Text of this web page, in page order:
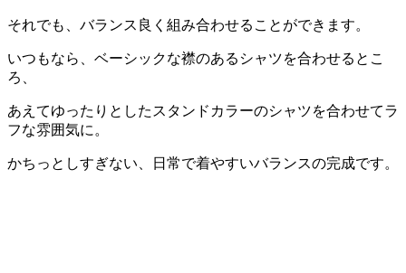
それでも、バランス良く組み合わせることができます。
いつもなら、ベーシックな襟のあるシャツを合わせるとこ
ろ、
あえてゆったりとしたスタンドカラーのシャツを合わせてラ
フな雰囲気に。
かちっとしすぎない、日常で着やすいバランスの完成です。